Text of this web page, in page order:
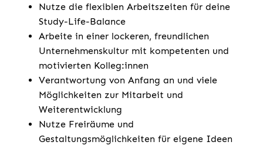
Nutze die flexiblen Arbeitszeiten für deine
Study-Life-Balance
Arbeite in einer lockeren, freundlichen
Unternehmenskultur mit kompetenten und
motivierten Kolleg:innen
Verantwortung von Anfang an und viele
Möglichkeiten zur Mitarbeit und
Weiterentwicklung
Nutze Freiräume und
Gestaltungsmöglichkeiten für eigene Ideen